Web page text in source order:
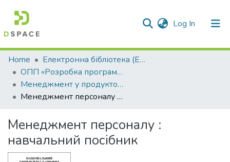
Log In (current)
Communities & Collections
All of DSpace
Statistics
Home
Електронна бібліотека (E-Book)
ОПП «Розробка програмного забезпечення»
Менеджмент у продуктовому ІТ
Менеджмент персоналу : навчальний посібник
Менеджмент персоналу :
навчальний посібник